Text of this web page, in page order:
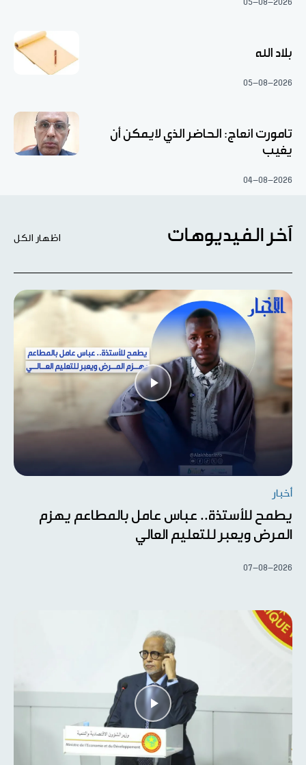
05-08-2026
بلاد الله
05-08-2026
تامورت انعاج: الحاضر الذي لايمكن أن
يغيب
04-08-2026
آخر الفيديوهات اظهار الكل
أخبار
يطمح للأستذة.. عباس عامل بالمطاعم يهزم
المرض ويعبر للتعليم العالي
07-08-2026